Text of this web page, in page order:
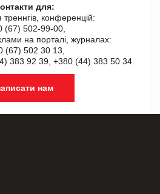
для:
конференцій:
(67) 502-99-00,
на порталі, журналах:
(67) 502 30 13,
383 92 39, +380 (44) 383 50 34.
нам